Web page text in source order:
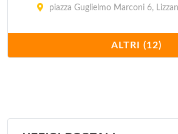
piazza Guglielmo Marconi 6,
IAT Aereoporto Guglielmo Marconi
via Triumvurato 84, Bologna
ALTRI (12)